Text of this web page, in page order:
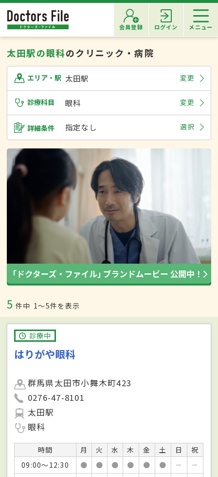
会員登録 ログイン メニュー
太田駅の眼科のクリニック・病院
エリア・駅 太田駅 変更
診療科目 眼科 変更
詳細条件 指定なし 選択
5 件中 1〜5件を表示
診療中
はりがや眼科
群馬県太田市小舞木町423
0276-47-8101
太田駅
眼科
時間 月 火 水 木 金 土 日
祝
09:00～12:30
● ● ● ● ● ● －
－